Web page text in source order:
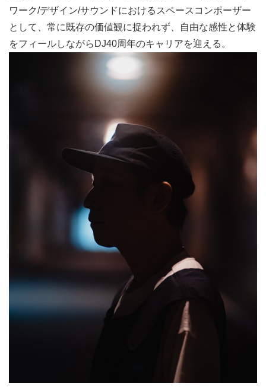
ワーク/デザイン/サウンドにおけるスペースコンポーザー
として、常に既存の価値観に捉われず、自由な感性と体験
をフィールしながらDJ40周年のキャリアを迎える。